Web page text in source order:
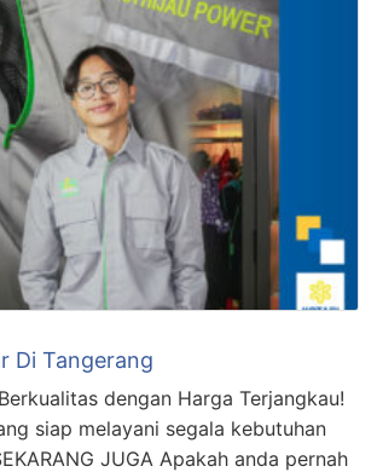
Di Tangerang
dengan Harga Terjangkau!
siap melayani segala kebutuhan
JUGA Apakah anda pernah